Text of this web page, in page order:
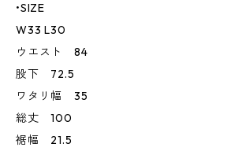
•SIZE
W33 L30
ウエスト 84
股下 72.5
ワタリ幅 35
総丈 100
裾幅 21.5